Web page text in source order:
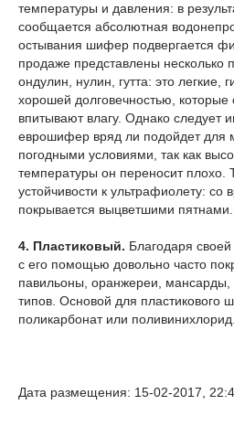
температуры и давления: в
сообщается абсолютная
остывания шифер подвергается
продаже представлены
ондулин, нулин, гутта: это легкие,
хорошей долговечностью,
впитывают влагу. Однако следует
еврошифер вряд ли подойдет для
погодными условиями, так как
температуры он переносит плохо.
устойчивости к ультрафиолету: со
покрывается выцветшими пятнами.
4. Пластиковый. Благодаря
с его помощью довольно часто
павильоны, оранжереи, мансарды,
типов. Основой для пластикового
поликарбонат или поливинихлорид.
Дата размещения: 15-02-2017,